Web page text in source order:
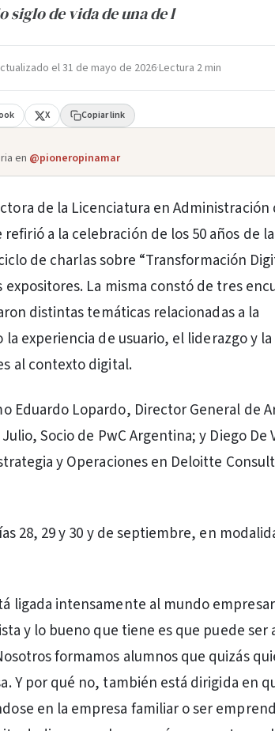
siglo de vida de una de l
el31 de mayo de 2026·Lectura 2 min
X Copiar link
en @pioneropinamar
de la Licenciatura en Administración
refirió a la celebración de los 50 años de
de charlas sobre “Transformación
La misma constó de tres
distintas temáticas relacionadas a la
experiencia de usuario, el liderazgo y
al contexto digital.
Eduardo Lopardo, Director General de
Socio de PwC Argentina; y Diego De
y Operaciones en Deloitte
28, 29 y 30 y de septiembre, en
ligada intensamente al mundo
y lo bueno que tiene es que puede ser
formamos alumnos que quizás
Y por qué no, también está dirigida en
en la empresa familiar o ser